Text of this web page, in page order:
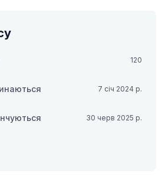
120
7 січ 2024 р.
30 черв 2025 р.